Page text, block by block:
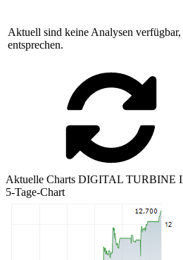
Aktuell sind keine Analysen
entsprechen.
Aktuelle Charts DIGITAL TURBINE
5-Tage-Chart